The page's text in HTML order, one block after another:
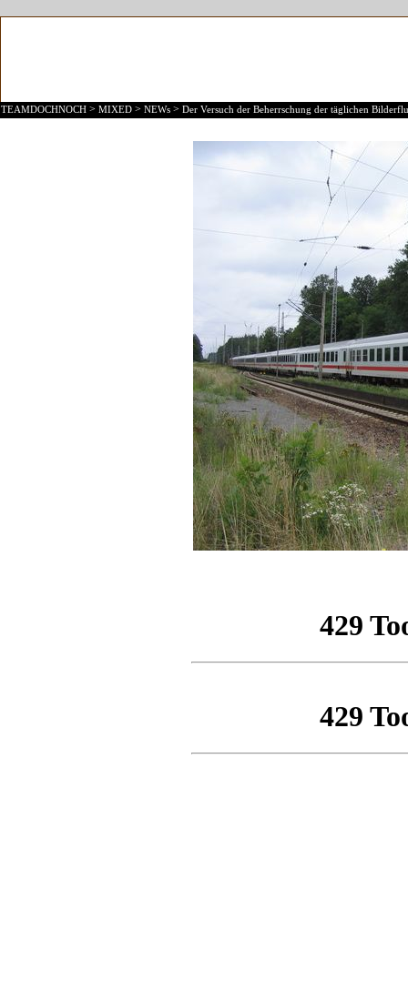
TEAMDOCHNOCH > MIXED > NEWs > Der Versuch der Beherrschung der täglichen